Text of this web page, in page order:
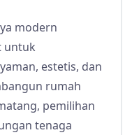
modern
untuk
estetis, dan
rumah
pemilihan
tenaga